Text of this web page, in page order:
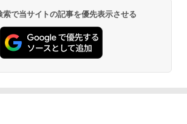
で当サイトの記事を優先表示させる